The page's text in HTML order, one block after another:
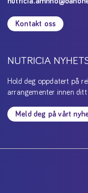
Kontakt oss
NUTRICIA
Hold deg oppdatert på
arrangementer innen
Meld deg på vårt